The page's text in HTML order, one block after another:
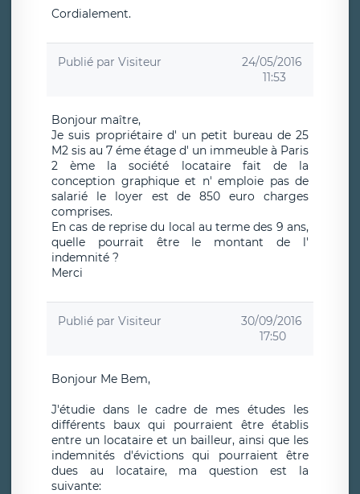
Cordialement.
Publié par Visiteur
24/05/2016
11:53
Bonjour maître,
Je suis propriétaire d' un petit bureau de 25
M2 sis au 7 éme étage d' un immeuble à Paris
2 ème la société locataire fait de la
conception graphique et n' emploie pas de
salarié le loyer est de 850 euro charges
comprises.
En cas de reprise du local au terme des 9 ans,
quelle pourrait être le montant de l'
indemnité ?
Merci
Publié par Visiteur
30/09/2016
17:50
Bonjour Me Bem,
J'étudie dans le cadre de mes études les
différents baux qui pourraient être établis
entre un locataire et un bailleur, ainsi que les
indemnités d'évictions qui pourraient être
dues au locataire, ma question est la
suivante: